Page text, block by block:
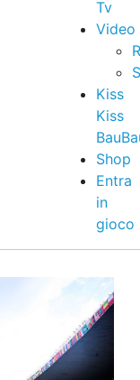
Tv
Video
Kiss
Kiss
Shop
Entra
in
gioco